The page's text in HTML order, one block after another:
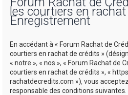
les courtiers en
Enregistrement
En accédant à « Forum Rachat de
courtiers en rachat de crédits »
« notre », « nos », « Forum Rachat de
courtiers en rachat de crédits », «
rachatdecredits.com »), vous
responsable des conditions suivantes.